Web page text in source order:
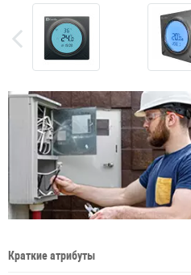
Краткие атрибуты